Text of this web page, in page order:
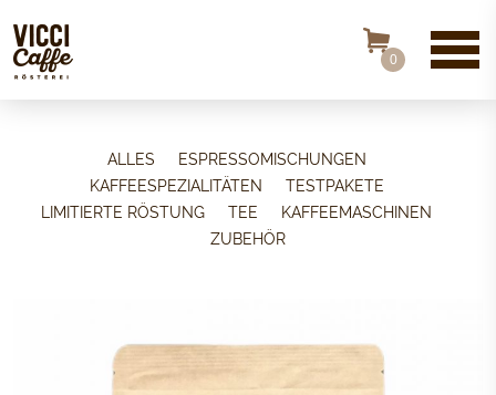
0
ALLES
ESPRESSOMISCHUNGEN
KAFFEESPEZIALITÄTEN
TESTPAKETE
LIMITIERTE RÖSTUNG
TEE
KAFFEEMASCHINEN
ZUBEHÖR